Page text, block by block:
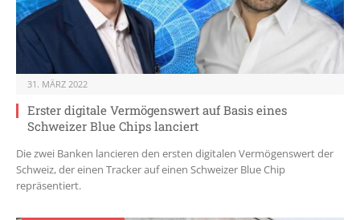
31. MÄRZ 2022
Erster digitale Vermögenswert auf Basis eines
Schweizer Blue Chips lanciert
Die zwei Banken lancieren den ersten digitalen Vermögenswert der
Schweiz, der einen Tracker auf einen Schweizer Blue Chip
repräsentiert.